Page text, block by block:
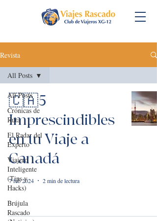
Revista
All Posts
Crónicas de
Ruta
El Radar del
Experto
Viajero
Inteligente
(Tips y
Hacks)
Brújula
Rascado
All Posts
🇨🇦5
Imprescindibles
en tu Viaje a
Canadá
7 feb 2024 2 min de lectura